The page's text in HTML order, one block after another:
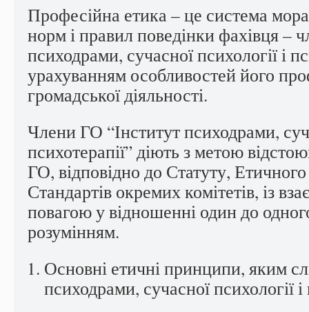
Професійна етика – це система
норм і правил поведінки фахівця –
психодрами, сучасної психології і
урахуванням особливостей його
громадської діяльності.
Члени ГО “Інститут психодрами,
психотерапії” діють з метою
ГО, відповідно до Статуту,
Стандартів окремих комітетів, із
повагою у відношенні один до
розумінням.
Основні етичні принципи, яким
психодрами, сучасної психології і